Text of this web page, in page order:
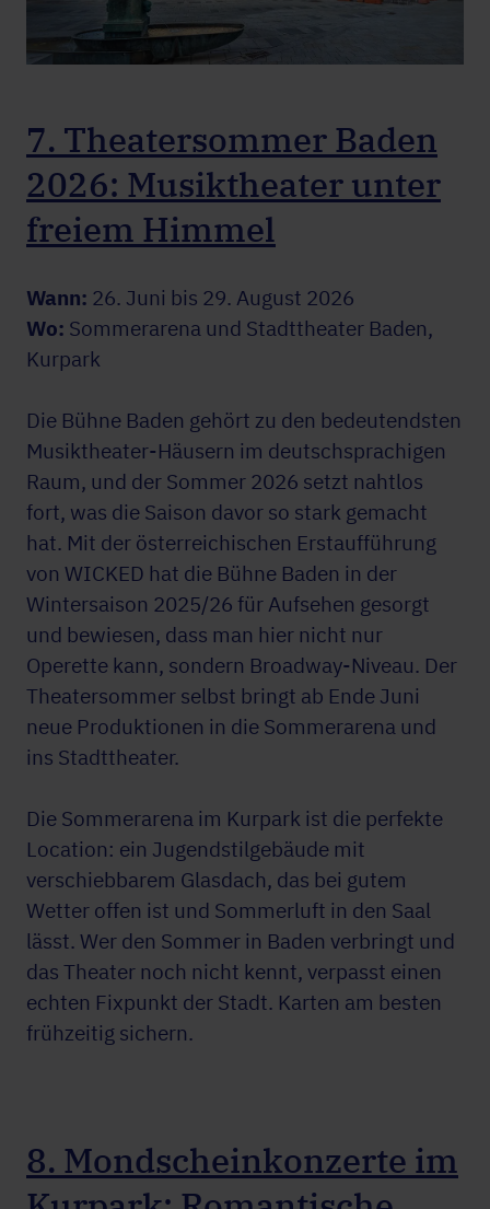
7. Theatersommer Baden
2026: Musiktheater unter
freiem Himmel
Wann: 26. Juni bis 29. August 2026
Wo: Sommerarena und Stadttheater Baden,
Kurpark
Die Bühne Baden gehört zu den bedeutendsten
Musiktheater-Häusern im deutschsprachigen
Raum, und der Sommer 2026 setzt nahtlos
fort, was die Saison davor so stark gemacht
hat. Mit der österreichischen Erstaufführung
von WICKED hat die Bühne Baden in der
Wintersaison 2025/26 für Aufsehen gesorgt
und bewiesen, dass man hier nicht nur
Operette kann, sondern Broadway-Niveau. Der
Theatersommer selbst bringt ab Ende Juni
neue Produktionen in die Sommerarena und
ins Stadttheater.
Die Sommerarena im Kurpark ist die perfekte
Location: ein Jugendstilgebäude mit
verschiebbarem Glasdach, das bei gutem
Wetter offen ist und Sommerluft in den Saal
lässt. Wer den Sommer in Baden verbringt und
das Theater noch nicht kennt, verpasst einen
echten Fixpunkt der Stadt. Karten am besten
frühzeitig sichern.
8. Mondscheinkonzerte im